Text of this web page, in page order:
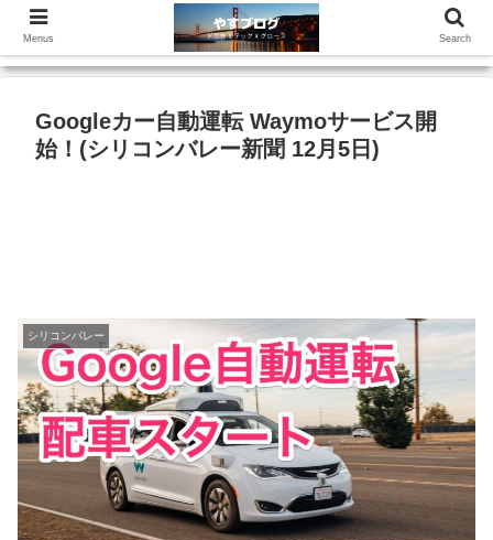
Googleカー自動運転 Waymoサービス開
始！(シリコンバレー新聞 12月5日)
シリコンバレー
Menus Search